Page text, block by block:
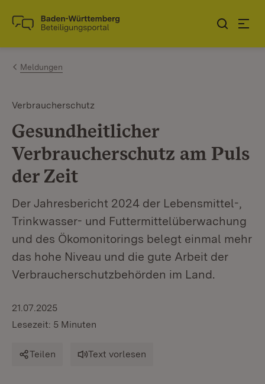
Zum Inhalt springen
Link zur Startseite
Meldungen
Verbraucherschutz
Gesundheitlicher
Verbraucherschutz am Puls
der Zeit
Der Jahresbericht 2024 der Lebensmittel-,
Trinkwasser- und Futtermittelüberwachung
und des Ökomonitorings belegt einmal mehr
das hohe Niveau und die gute Arbeit der
Verbraucherschutzbehörden im Land.
21.07.2025
Lesezeit: 5 Minuten
Teilen Text vorlesen